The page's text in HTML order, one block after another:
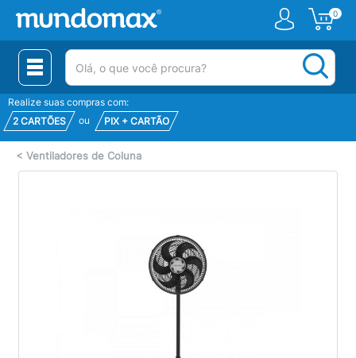
0
(pesquisar)
Realize suas compras com:
2 CARTÕES
ou PIX + CARTÃO
< Ventiladores de Coluna